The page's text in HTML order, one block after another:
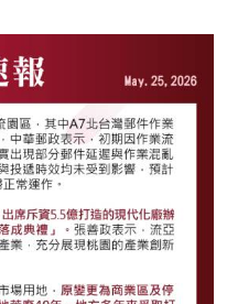
建經攜手信義全球助攻舊
市場情報📝 》